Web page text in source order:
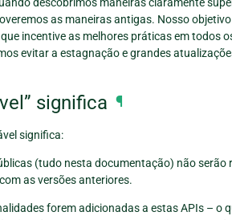
as maneiras antigas. Nosso
incentive as melhores práticas em todos
evitar a estagnação e grandes
significa ¶
significa:
(tudo nesta documentação) não
as versões anteriores.
forem adicionadas a estas APIs – o